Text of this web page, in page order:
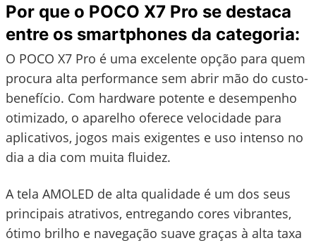
Por que o POCO X7 Pro se destaca
entre os smartphones da categoria:
O POCO X7 Pro é uma excelente opção para quem
procura alta performance sem abrir mão do custo-
benefício. Com hardware potente e desempenho
otimizado, o aparelho oferece velocidade para
aplicativos, jogos mais exigentes e uso intenso no
dia a dia com muita fluidez.
A tela AMOLED de alta qualidade é um dos seus
principais atrativos, entregando cores vibrantes,
ótimo brilho e navegação suave graças à alta taxa